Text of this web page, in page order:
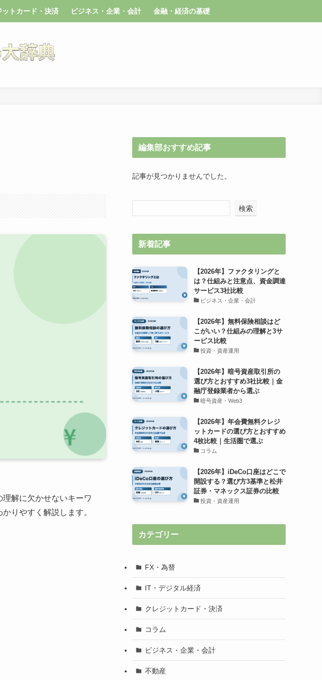
ットカード・決済 ビジネス・企業・会計 金融・経済の基礎
解に欠かせないキーワ
りやすく解説します。
編集部おすすめ記事
記事が見つかりませんでした。
検索
新着記事
【2026年】ファクタリングと
は？仕組みと注意点、資金調達
サービス3社比較
ビジネス・企業・会計
【2026年】無料保険相談はど
こがいい？仕組みの理解と3サ
ービス比較
投資・資産運用
【2026年】暗号資産取引所の
選び方とおすすめ3社比較｜金
融庁登録業者から選ぶ
暗号資産・Web3
【2026年】年会費無料クレジ
ットカードの選び方とおすすめ
4枚比較｜生活圏で選ぶ
コラム
【2026年】iDeCo口座はどこで
開設する？選び方3基準と松井
証券・マネックス証券の比較
投資・資産運用
カテゴリー
FX・為替
IT・デジタル経済
クレジットカード・決済
コラム
ビジネス・企業・会計
不動産